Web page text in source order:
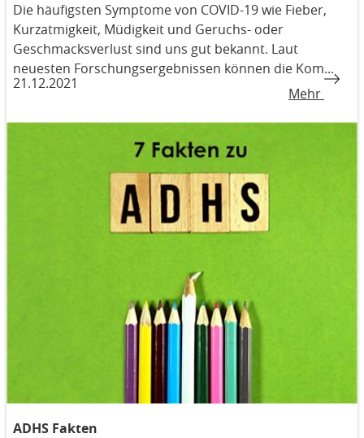
Die häufigsten Symptome von COVID-19 wie Fieber,
Kurzatmigkeit, Müdigkeit und Geruchs- oder
Geschmacksverlust sind uns gut bekannt. Laut
neuesten Forschungsergebnissen können die Kom...
21.12.2021
Mehr
ADHS Fakten